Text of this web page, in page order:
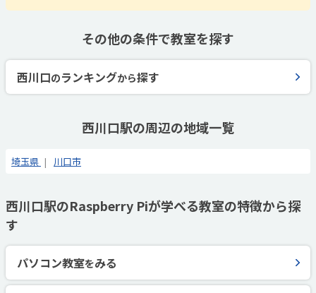
その他の条件で教室を探す
西川口のランキングから探す
西川口駅の周辺の地域一覧
埼玉県 川口市
西川口駅のRaspberry Piが学べる教室の特徴から探
す
パソコン教室をみる